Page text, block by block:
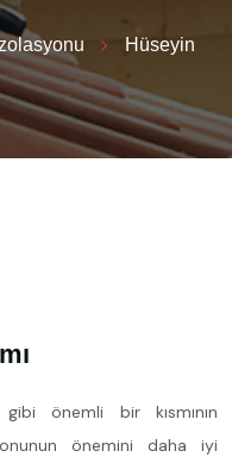
Hüseyin
önemli bir kısmının
önemini daha iyi